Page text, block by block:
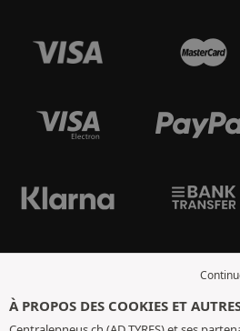
À PROPOS DES COOKIES ET